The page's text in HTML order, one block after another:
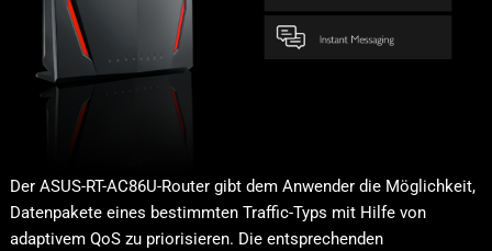
Der ASUS-RT-AC86U-Router gibt dem Anwender die Möglichkeit,
Datenpakete eines bestimmten Traffic-Typs mit Hilfe von
adaptivem QoS zu priorisieren. Die entsprechenden